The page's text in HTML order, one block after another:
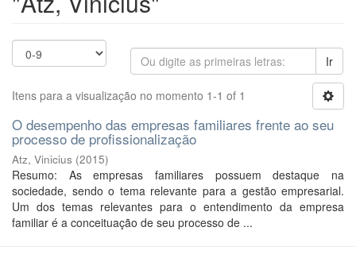
Ir
Itens para a visualização no momento 1-1 of 1
O desempenho das empresas familiares frente ao seu
processo de profissionalização
Atz, Vinicius (2015)
Resumo: As empresas familiares possuem destaque na
sociedade, sendo o tema relevante para a gestão empresarial.
Um dos temas relevantes para o entendimento da empresa
familiar é a conceituação de seu processo de ...